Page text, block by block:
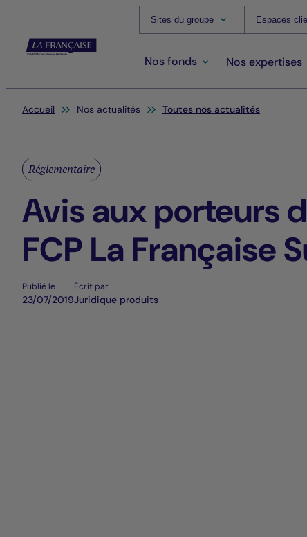
Sites du groupe Espaces
Nos fonds Nos expertises
Vous êtes ici:
Accueil Nos actualités Toutes nos actualités
Réglementaire
Avis aux porteurs
FCP La Française
Publié le
23/07/2019
Écrit par
Juridique produits